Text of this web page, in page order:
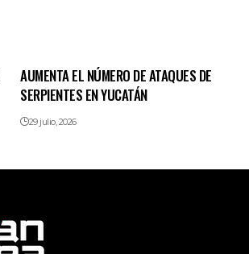
AUMENTA EL NÚMERO DE ATAQUES DE
SERPIENTES EN YUCATÁN
29 julio, 2026